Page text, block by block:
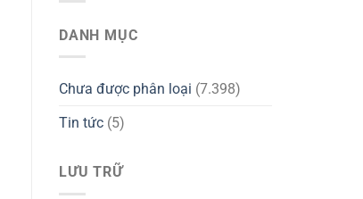
DANH MỤC
Chưa được phân loại (7.398)
Tin tức (5)
LƯU TRỮ